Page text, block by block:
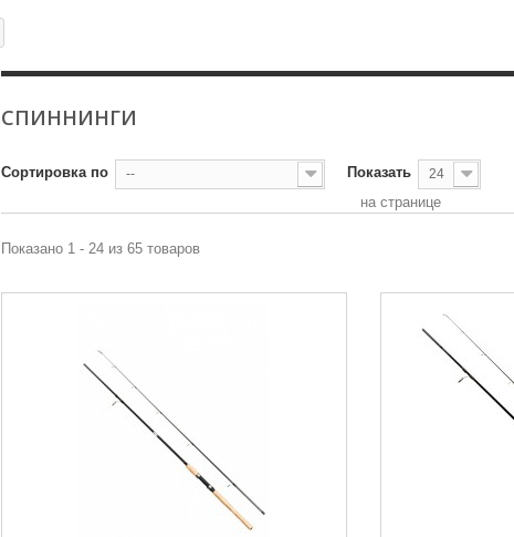
СПИННИНГИ
Сортировка по -- Показать 24
на странице
Показано 1 - 24 из 65 товаров